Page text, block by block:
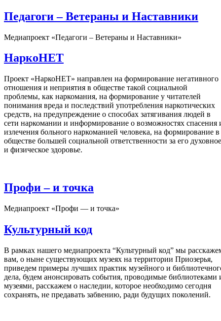
Педагоги – Ветераны и Наставники
Медиапроект «Педагоги – Ветераны и Наставники»
НаркоНЕТ
Проект «НаркоНЕТ» направлен на формирование негативного
отношения и неприятия в обществе такой социальной
проблемы, как наркомания, на формирование у читателей
понимания вреда и последствий употребления наркотических
средств, на предупреждение о способах затягивания людей в
сети наркомании и информирование о возможностях спасения
излечения больного наркоманией человека, на формирование в
обществе большей социальной ответственности за его духовное
и физическое здоровье.
Профи – и точка
Медиапроект «Профи — и точка»
Культурный код
В рамках нашего медиапроекта “Культурный код” мы
вам, о ныне существующих музеях на территории Приозерья,
приведем примеры лучших практик музейного и
дела, будем анонсировать события, проводимые библиотеками
музеями, расскажем о наследии, которое необходимо сегодня
сохранять, не предавать забвению, ради будущих поколений.